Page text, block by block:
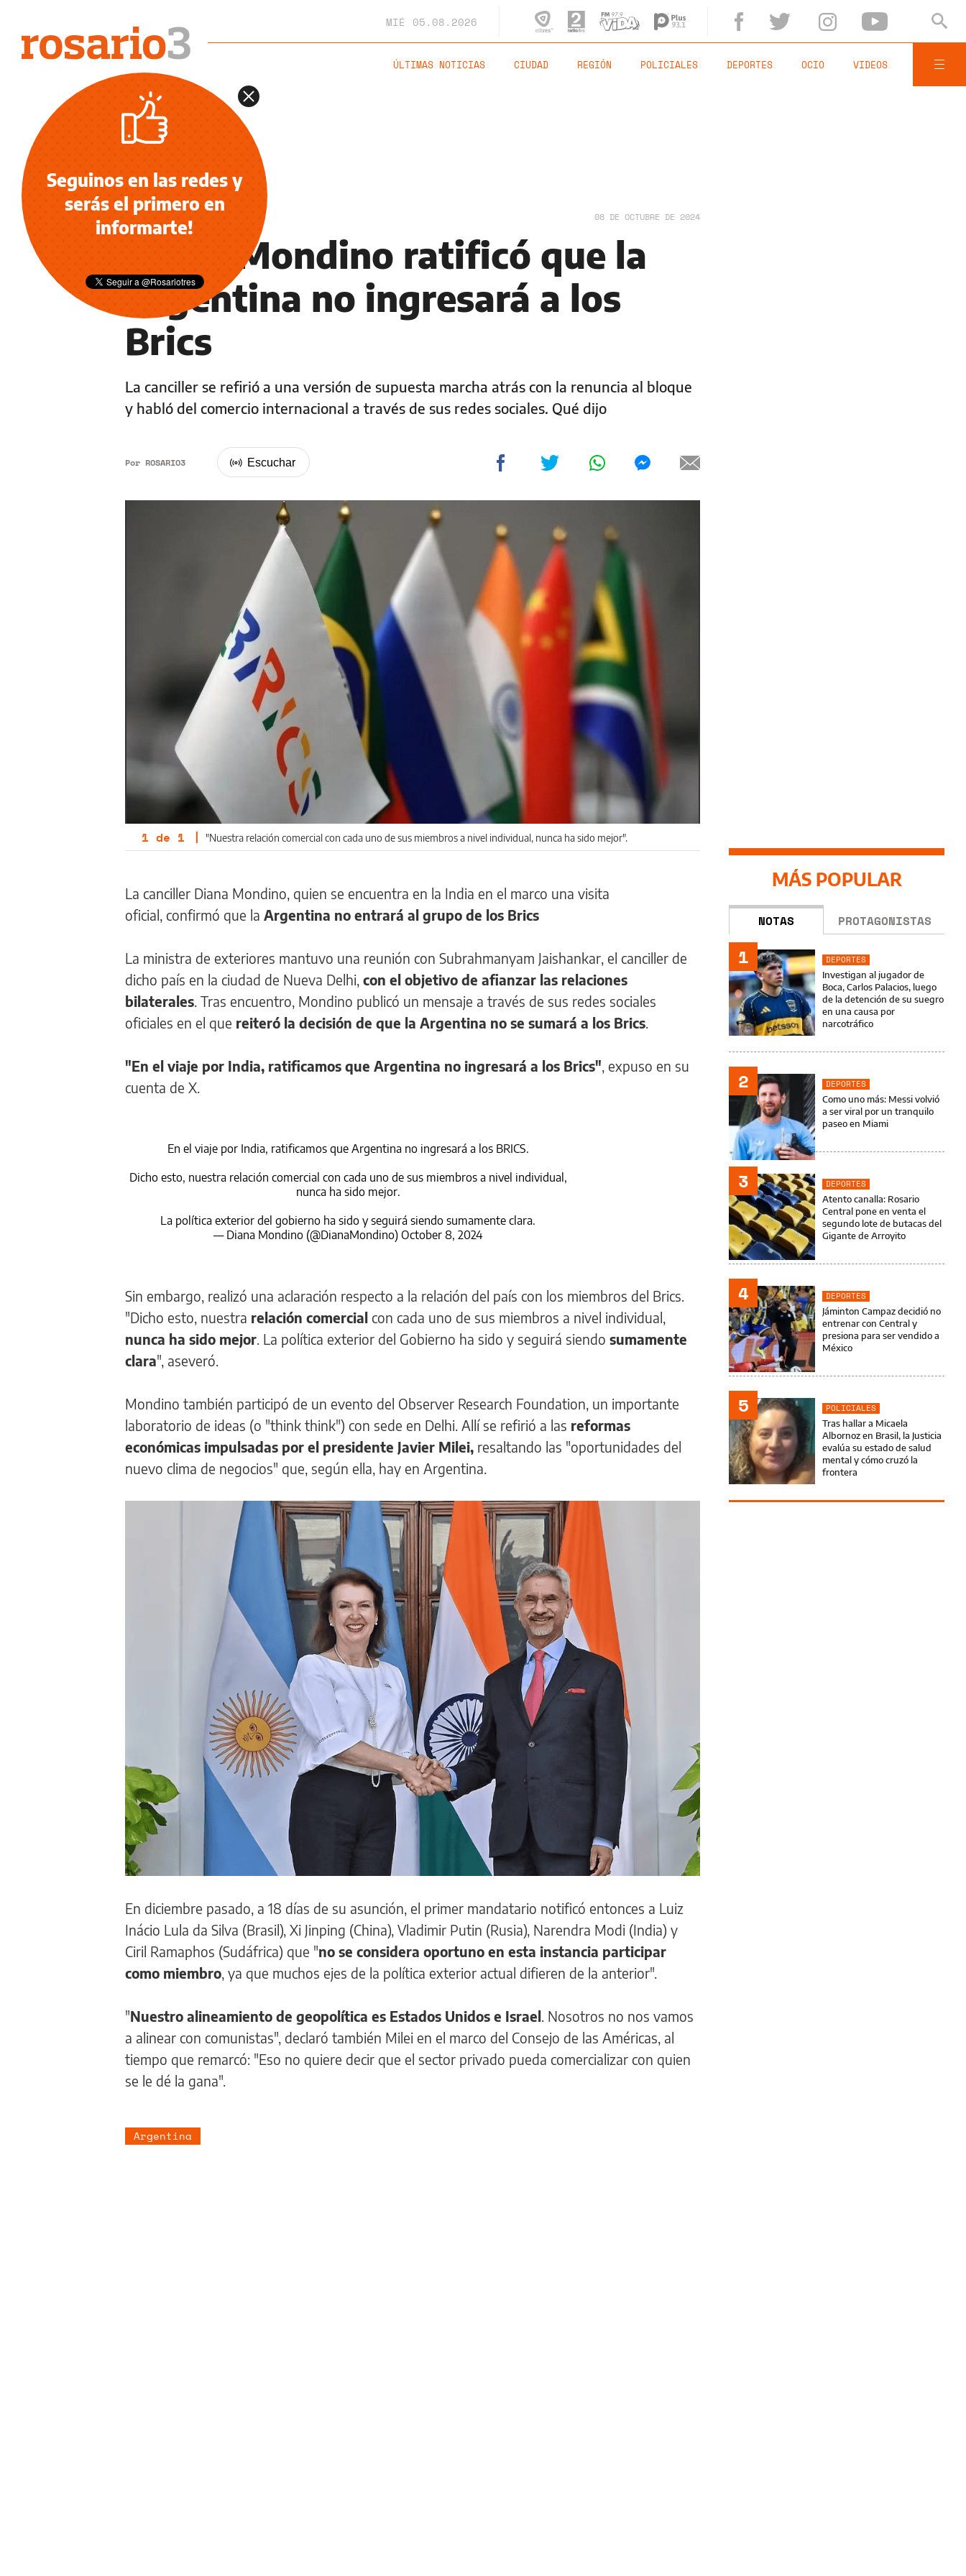
MIÉ 05.08.2026
ÚLTIMAS NOTICIAS CIUDAD REGIÓN POLICIALES DEPORTES OCIO VIDEOS
INFORMACIÓN GENERAL 08 DE OCTUBRE DE 2024
Diana Mondino ratificó que la
Argentina no ingresará a los
Brics
La canciller se refirió a una versión de supuesta marcha atrás con la renuncia al bloque
y habló del comercio internacional a través de sus redes sociales. Qué dijo
Por ROSARIO3
1 de 1 | "Nuestra relación comercial con cada uno de sus miembros a nivel individual, nunca ha sido mejor".
La canciller Diana Mondino, quien se encuentra en la India en el marco una visita
oficial, confirmó que la Argentina no entrará al grupo de los Brics
La ministra de exteriores mantuvo una reunión con Subrahmanyam Jaishankar, el canciller de
dicho país en la ciudad de Nueva Delhi, con el objetivo de afianzar las relaciones
bilaterales. Tras encuentro, Mondino publicó un mensaje a través de sus redes sociales
oficiales en el que reiteró la decisión de que la Argentina no se sumará a los Brics.
"En el viaje por India, ratificamos que Argentina no ingresará a los Brics", expuso en su
cuenta de X.
En el viaje por India, ratificamos que Argentina no ingresará a los BRICS.
Dicho esto, nuestra relación comercial con cada uno de sus miembros a nivel individual,
nunca ha sido mejor.
La política exterior del gobierno ha sido y seguirá siendo sumamente clara.
— Diana Mondino (@DianaMondino) October 8, 2024
Sin embargo, realizó una aclaración respecto a la relación del país con los miembros del Brics.
"Dicho esto, nuestra relación comercial con cada uno de sus miembros a nivel individual,
nunca ha sido mejor. La política exterior del Gobierno ha sido y seguirá siendo sumamente
clara", aseveró.
Mondino también participó de un evento del Observer Research Foundation, un importante
laboratorio de ideas (o "think think") con sede en Delhi. Allí se refirió a las reformas
económicas impulsadas por el presidente Javier Milei, resaltando las "oportunidades del
nuevo clima de negocios" que, según ella, hay en Argentina.
En diciembre pasado, a 18 días de su asunción, el primer mandatario notificó entonces a Luiz
Inácio Lula da Silva (Brasil), Xi Jinping (China), Vladimir Putin (Rusia), Narendra Modi (India) y
Ciril Ramaphos (Sudáfrica) que "no se considera oportuno en esta instancia participar
como miembro, ya que muchos ejes de la política exterior actual difieren de la anterior".
"Nuestro alineamiento de geopolítica es Estados Unidos e Israel. Nosotros no nos vamos
a alinear con comunistas", declaró también Milei en el marco del Consejo de las Américas, al
tiempo que remarcó: "Eso no quiere decir que el sector privado pueda comercializar con quien
se le dé la gana".
Argentina
MÁS POPULAR
NOTAS PROTAGONISTAS
1
DEPORTES
Investigan al jugador de
Boca, Carlos Palacios, luego
de la detención de su suegro
en una causa por
narcotráfico
2
DEPORTES
Como uno más: Messi volvió
a ser viral por un tranquilo
paseo en Miami
3
DEPORTES
Atento canalla: Rosario
Central pone en venta el
segundo lote de butacas del
Gigante de Arroyito
4
DEPORTES
Jáminton Campaz decidió no
entrenar con Central y
presiona para ser vendido a
México
5
POLICIALES
Tras hallar a Micaela
Albornoz en Brasil, la Justicia
evalúa su estado de salud
mental y cómo cruzó la
frontera
Seguinos en las redes y
serás el primero en
informarte!